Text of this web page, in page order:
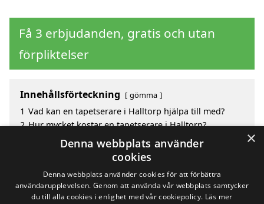
Få 3 erbjudanden, gratis och utan
förpliktelser
Innehållsförteckning gömma
1 Vad kan en tapetserare i Halltorp hjälpa till med?
2 Hur mycket kostar en tapetserare i Halltorp?
Fördelar med att välja tapetserare i Halltorp
Sök efter en skicklig tapetserare i de omgivande
×
Denna webbplats använder
cookies
Denna webbplats använder cookies för att förbättra
användarupplevelsen. Genom att använda vår webbplats samtycker
du till alla cookies i enlighet med vår cookiepolicy. Läs mer